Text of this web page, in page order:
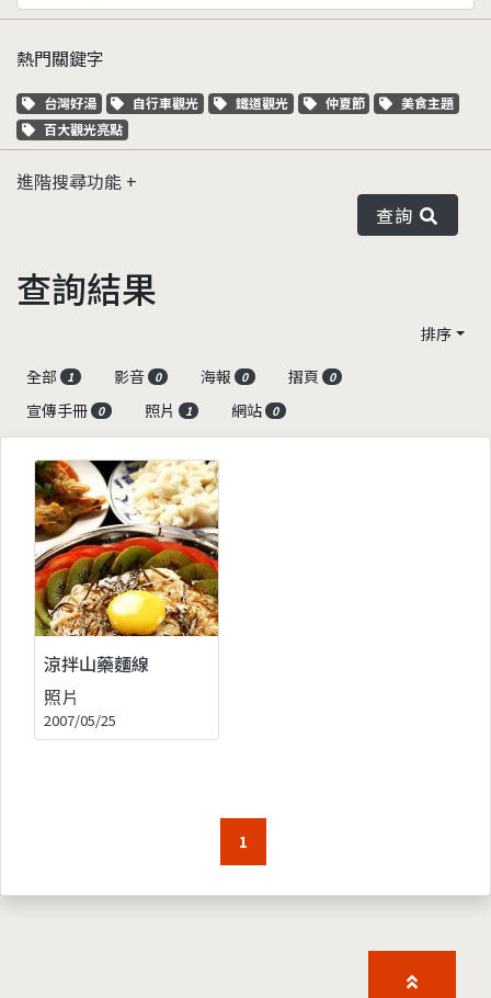
熱門關鍵字
關鍵字標籤
台灣好湯 關鍵字標籤
自行車觀光 關鍵字標籤
鐵道觀光 關鍵字標籤
仲夏節 關鍵字標籤
美食主題
關鍵字標籤
百大觀光亮點
進階搜尋功能
查詢
查詢結果
排序
全部
1 影音 0 海報 0 摺頁 0
宣傳手冊 0 照片 1 網站 0
涼拌山藥麵線
照片
2007/05/25
1